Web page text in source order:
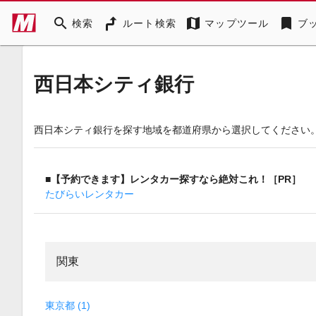
search 検索 ルート検索 map マップツール bookmark ブ
西日本シティ銀行
西日本シティ銀行を探す地域を都道府県から選択してください。
■【予約できます】レンタカー探すなら絶対これ！［PR］
たびらいレンタカー
関東
東京都 (1)